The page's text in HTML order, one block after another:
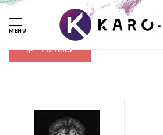
MENU
poten over elkaar
FILTERS